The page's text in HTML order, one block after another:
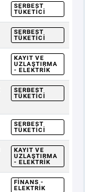
SERBEST
TÜKETICI
SERBEST
TÜKETICI
KAYIT VE
UZLAŞTIRMA
- ELEKTRIK
SERBEST
TÜKETICI
SERBEST
TÜKETICI
KAYIT VE
UZLAŞTIRMA
- ELEKTRIK
FINANS -
ELEKTRIK